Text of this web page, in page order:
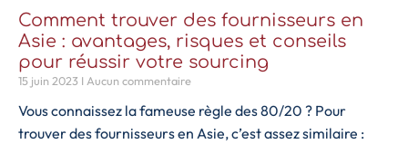
Comment trouver des fournisseurs en
Asie : avantages, risques et conseils
pour réussir votre sourcing
15 juin 2023 Aucun commentaire
Vous connaissez la fameuse règle des 80/20 ? Pour
trouver des fournisseurs en Asie, c’est assez similaire :